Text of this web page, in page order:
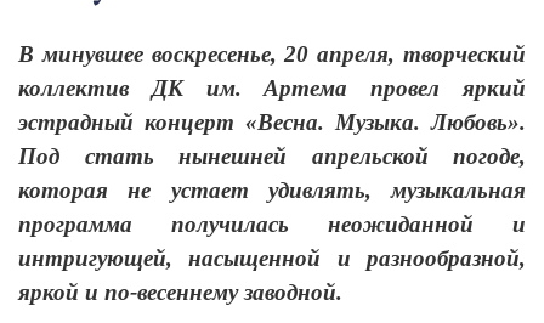
В минувшее воскресенье, 20 апреля, творческий
коллектив ДК им. Артема провел яркий
эстрадный концерт «Весна. Музыка. Любовь».
Под стать нынешней апрельской погоде,
которая не устает удивлять, музыкальная
программа получилась неожиданной и
интригующей, насыщенной и разнообразной,
яркой и по-весеннему заводной.